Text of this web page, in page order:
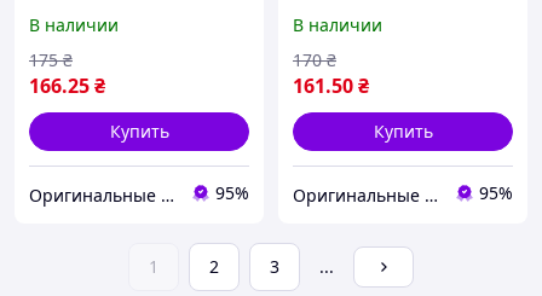
В наличии
166.25₴
175 ₴
Купить
Оригинальные подарки в интернет-магазине Панда-Шоп 95%
В наличии
161.50₴
170 ₴
Купить
Оригинальные подарки в интернет-магазине Панда-Шоп 95%
1 2 3 ...